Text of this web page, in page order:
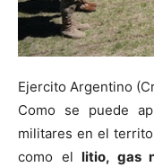
Ejercito Argentino
Como se puede
militares en el
como el litio, gas